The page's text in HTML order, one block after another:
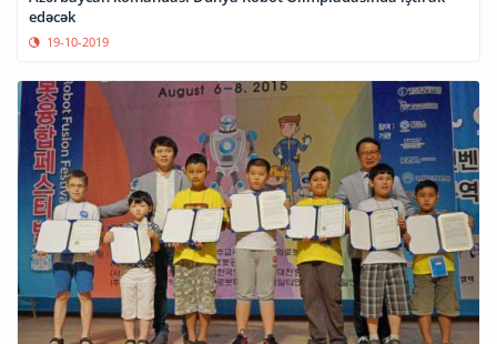
edəcək
19-10-2019